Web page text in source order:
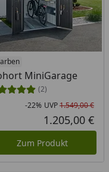
Preis
MiniGarage
(2)
-22% UVP1.549,00 €
1.205,00 €
Zum Produkt